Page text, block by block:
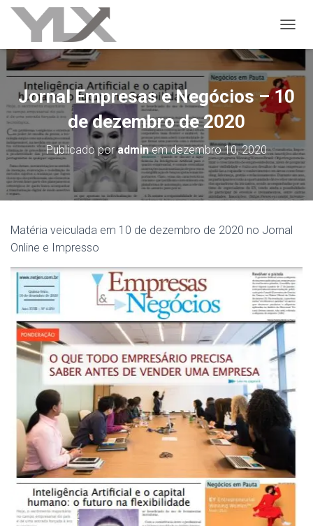
Jornal Empresas e Negócios – 10
de dezembro de 2020
Publicado poradminemdezembro 10, 2020
Matéria veiculada em 10 de dezembro de 2020 no Jornal
Online e Impresso